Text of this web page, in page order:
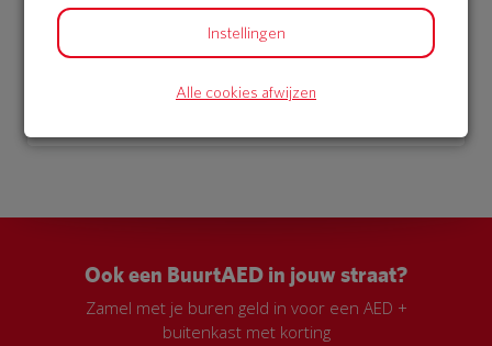
Bekijk alle donateurs
Ook een BuurtAED in jouw straat?
Zamel met je buren geld in voor een AED +
buitenkast met korting
Instellingen
Alle cookies afwijzen